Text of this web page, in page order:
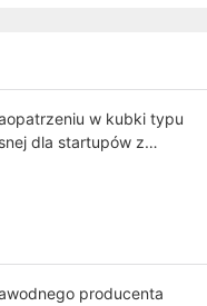
w kubki typu
dla startupów z
producenta